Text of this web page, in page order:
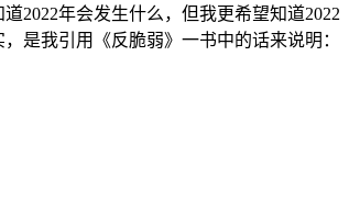
2022年会发生什么，但我更希望知道2022
是我引用《反脆弱》一书中的话来说明：